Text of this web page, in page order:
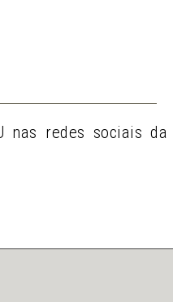
nas redes sociais da